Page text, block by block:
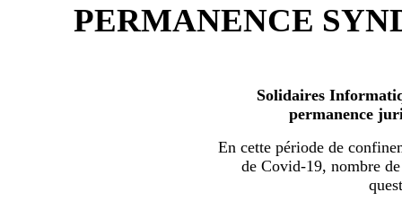
PERMANENCE
Solidaires
permanence
En cette période de
de Covid-19, nombre